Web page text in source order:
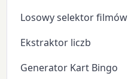
Losowy selektor filmów
Ekstraktor liczb
Generator Kart Bingo